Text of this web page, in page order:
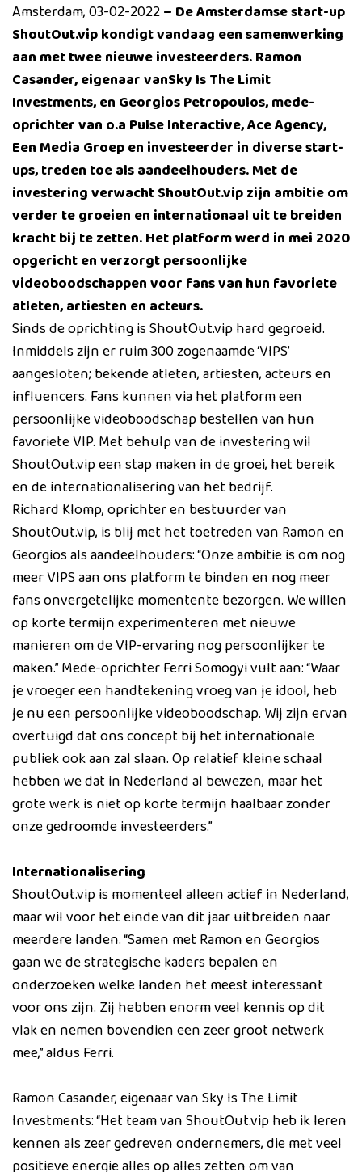
Amsterdam, 03-02-2022– De Amsterdamse start-up
ShoutOut.vip kondigt vandaag een samenwerking
aan met twee nieuwe investeerders. Ramon
Casander, eigenaar vanSky Is The Limit
Investments, en Georgios Petropoulos, mede-
oprichter van o.a Pulse Interactive, Ace Agency,
Een Media Groep en investeerder in diverse start-
ups, treden toe als aandeelhouders. Met de
investering verwacht ShoutOut.vip zijn ambitie om
verder te groeien en internationaal uit te breiden
kracht bij te zetten. Het platform werd in mei 2020
opgericht en verzorgt persoonlijke
videoboodschappen voor fans van hun favoriete
atleten, artiesten en acteurs.
Sinds de oprichting is ShoutOut.vip hard gegroeid.
Inmiddels zijn er ruim 300 zogenaamde ‘VIPS’
aangesloten; bekende atleten, artiesten, acteurs en
influencers. Fans kunnen via het platform een
persoonlijke videoboodschap bestellen van hun
favoriete VIP. Met behulp van de investering wil
ShoutOut.vip een stap maken in de groei, het bereik
en de internationalisering van het bedrijf.
Richard Klomp, oprichter en bestuurder van
ShoutOut.vip, is blij met het toetreden van Ramon en
Georgios als aandeelhouders: “Onze ambitie is om nog
meer VIPS aan ons platform te binden en nog meer
fans onvergetelijke momentente bezorgen. We willen
op korte termijn experimenteren met nieuwe
manieren om de VIP-ervaring nog persoonlijker te
maken.” Mede-oprichter Ferri Somogyi vult aan: “Waar
je vroeger een handtekening vroeg van je idool, heb
je nu een persoonlijke videoboodschap. Wij zijn ervan
overtuigd dat ons concept bij het internationale
publiek ook aan zal slaan. Op relatief kleine schaal
hebben we dat in Nederland al bewezen, maar het
grote werk is niet op korte termijn haalbaar zonder
onze gedroomde investeerders.”
Internationalisering
ShoutOut.vip is momenteel alleen actief in Nederland,
maar wil voor het einde van dit jaar uitbreiden naar
meerdere landen. “Samen met Ramon en Georgios
gaan we de strategische kaders bepalen en
onderzoeken welke landen het meest interessant
voor ons zijn. Zij hebben enorm veel kennis op dit
vlak en nemen bovendien een zeer groot netwerk
mee,” aldus Ferri.
Ramon Casander, eigenaar van Sky Is The Limit
Investments: “Het team van ShoutOut.vip heb ik leren
kennen als zeer gedreven ondernemers, die met veel
positieve energie alles op alles zetten om van